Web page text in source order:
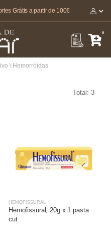
Grátis a partir de 100€
0
\ Hemorróidas
Total: 3
HEMOFISSURAL
Hemofissural, 20g x 1 pasta
cut